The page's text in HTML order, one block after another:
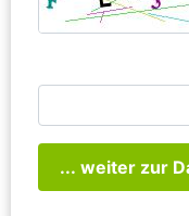
... weiter zur